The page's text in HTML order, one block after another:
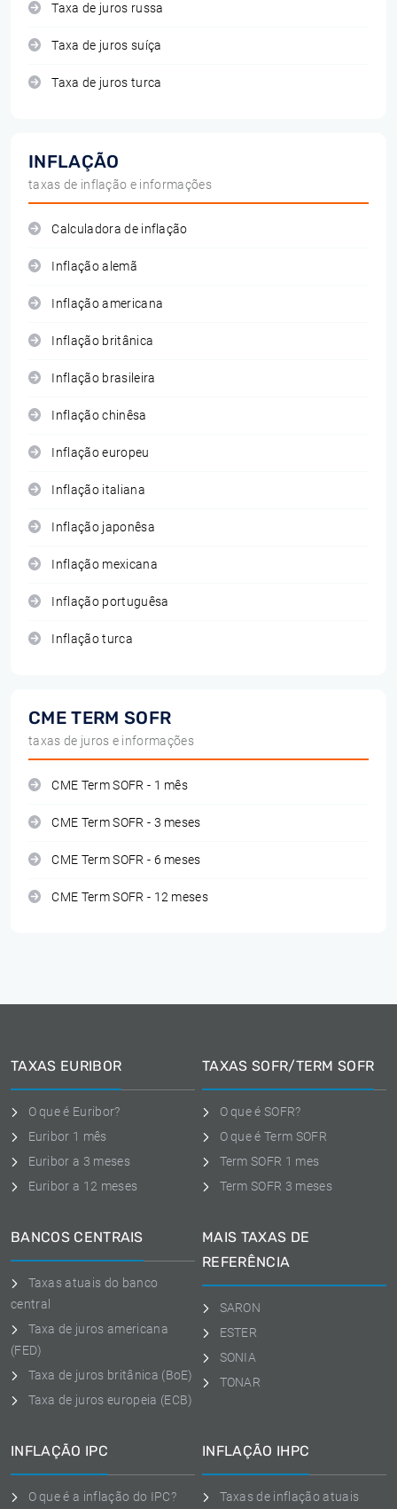
Taxa de juros russa
Taxa de juros suíça
Taxa de juros turca
INFLAÇÃO
taxas de inflação e informações
Calculadora de inflação
Inflação alemã
Inflação americana
Inflação britânica
Inflação brasileira
Inflação chinêsa
Inflação europeu
Inflação italiana
Inflação japonêsa
Inflação mexicana
Inflação portuguêsa
Inflação turca
CME TERM SOFR
taxas de juros e informações
CME Term SOFR - 1 mês
CME Term SOFR - 3 meses
CME Term SOFR - 6 meses
CME Term SOFR - 12 meses
TAXAS EURIBOR
O que é Euribor?
Euribor 1 mês
Euribor a 3 meses
Euribor a 12 meses
TAXAS SOFR/TERM SOFR
O que é SOFR?
O que é Term SOFR
Term SOFR 1 mes
Term SOFR 3 meses
BANCOS CENTRAIS
Taxas atuais do banco
central
Taxa de juros americana
(FED)
Taxa de juros britânica (BoE)
Taxa de juros europeia (ECB)
MAIS TAXAS DE
REFERÊNCIA
SARON
ESTER
SONIA
TONAR
INFLAÇÃO IPC
O que é a inflação do IPC?
INFLAÇÃO IHPC
Taxas de inflação atuais